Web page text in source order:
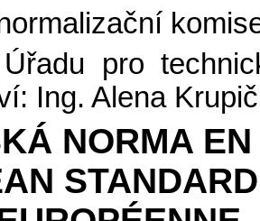
pro
Ing. Alena
NORMA
STANDARD